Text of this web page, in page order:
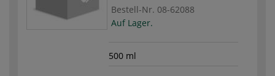
Bestell-Nr. 08-62088
Auf Lager.
500 ml